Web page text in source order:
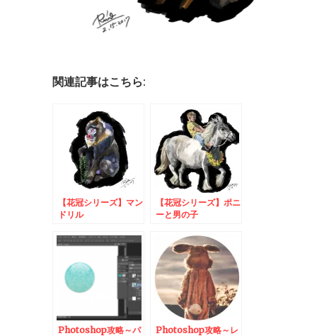
関連記事はこちら:
【花冠シリーズ】マン
ドリル
【花冠シリーズ】ポニ
ーと男の子
Photoshop攻略～パ
Photoshop攻略～レ